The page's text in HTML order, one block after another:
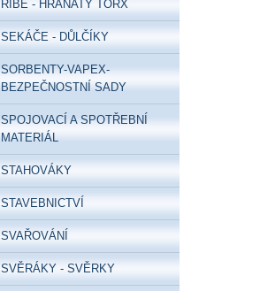
RIBE - HRANATÝ TORX
SEKÁČE - DŮLČÍKY
SORBENTY-VAPEX-
BEZPEČNOSTNÍ SADY
SPOJOVACÍ A SPOTŘEBNÍ
MATERIÁL
STAHOVÁKY
STAVEBNICTVÍ
SVAŘOVÁNÍ
SVĚRÁKY - SVĚRKY